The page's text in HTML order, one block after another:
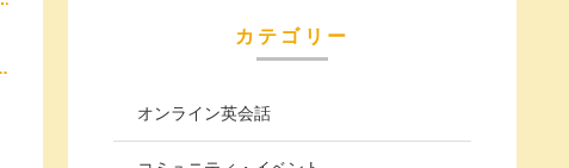
カテゴリー
オンライン英会話